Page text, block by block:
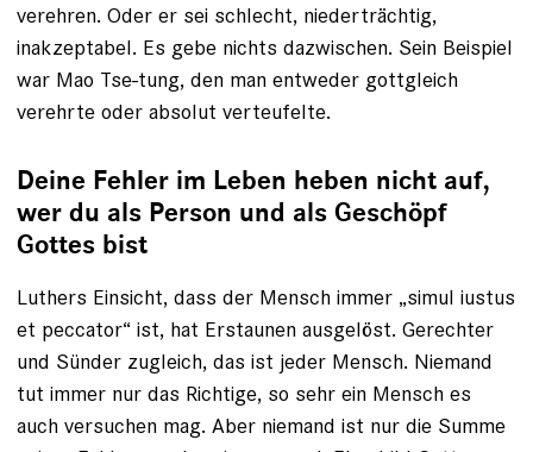
verehren. Oder er sei schlecht, niederträchtig,
inakzeptabel. Es gebe nichts dazwischen. Sein Beispiel
war Mao Tse-tung, den man entweder gottgleich
verehrte oder absolut verteufelte.
Deine Fehler im Leben heben nicht auf,
wer du als Person und als Geschöpf
Gottes bist
Luthers Einsicht, dass der Mensch ­immer „simul iustus
et peccator“ ist, hat Erstaunen ausgelöst. Gerechter
und Sünder zugleich, das ist jeder Mensch. Niemand
tut immer nur das Richtige, so sehr ein Mensch es
auch versuchen mag. Aber niemand ist nur die Summe